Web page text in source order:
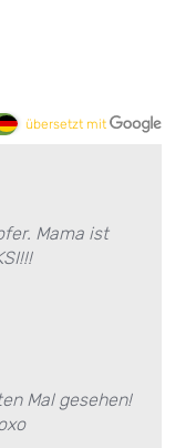
übersetzt mit
Mama ist
Mal gesehen!